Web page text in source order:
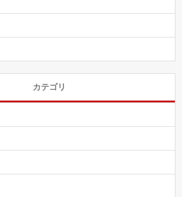
カテゴリ